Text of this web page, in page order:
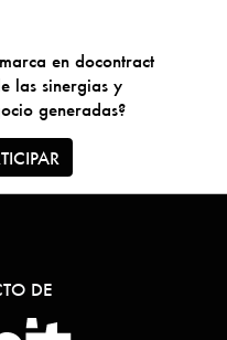
en docontract
las sinergias y
generadas?
DE